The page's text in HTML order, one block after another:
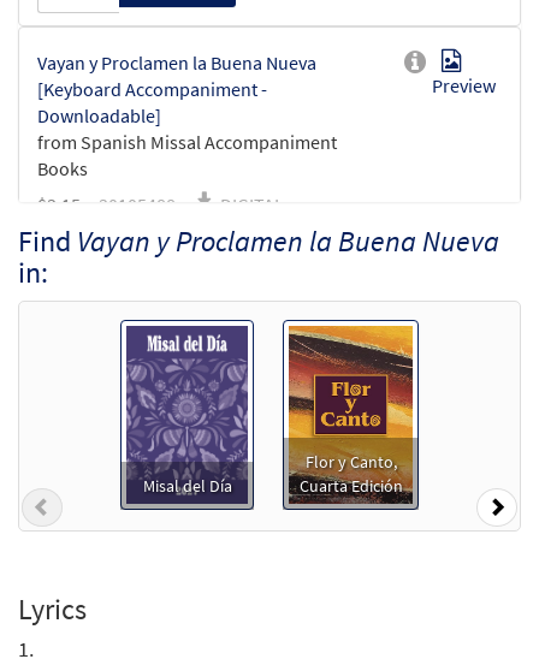
Vayan y Proclamen la Buena Nueva
[Keyboard Accompaniment -
Downloadable]
from Spanish Missal Accompaniment
Books
Preview
$3.15 30105488 DIGITAL
Add to cart
Vayan y Proclamen la Buena Nueva [Guitar
Accompaniment - Downloadable]
from Spanish Missal Accompaniment
30105489 DIGITAL
Add to cart
$ 2.15
Find Vayan y Proclamen la Buena Nueva
in:
Misal del Día
Flor y Canto,
Cuarta Edición
Previous
Lyrics
1.